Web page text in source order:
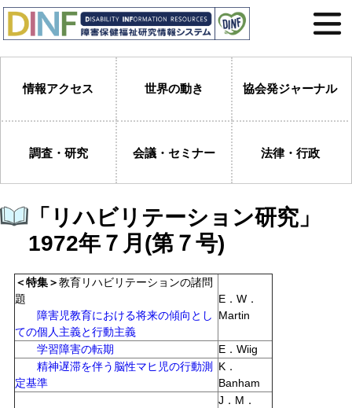
情報アクセス 世界の動き 協会発ジャーナル
調査・研究 会議・セミナー 法律・行政
「リハビリテーション研究」
1972年７月(第７号)
＜特集＞教育リハビリテーションの諸問
題
障害児教育における将来の傾向とし
ての個人主義と行動主義
E．W．
Martin
学習障害の転期
E．Wiig
精神遅滞を伴う脳性マヒ児の行動測
定基準
K．
Banham
J．M．